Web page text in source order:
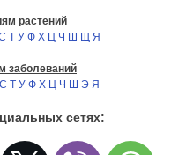
растений
Т У Ф Х Ц Ч Ш Щ Я
заболеваний
С Т У Ф Х Ц Ч Ш Э Я
сетях: